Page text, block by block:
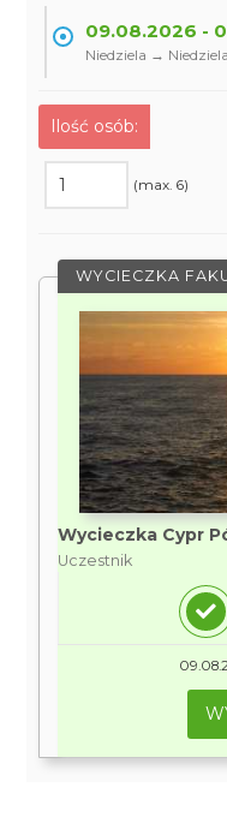
09.08.2026 -
Niedziela → Niedziela
Ilość osób:
(max. 6)
WYCIECZKA
Wycieczka Cypr
Uczestnik